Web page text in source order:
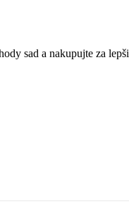
sad a nakupujte za